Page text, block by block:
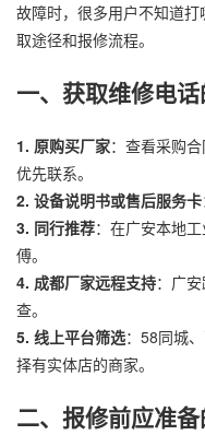
故障时，很多用户不知道
取途径和报修流程。
一、获取维修电
1. 原购买厂家：查看采购
优先联系。
2. 设备说明书或售后服务卡
3. 同行推荐：在广安本地
傅。
4. 成都厂家远程支持：广
查。
5. 线上平台筛选：58同城
择有实体店的商家。
二、报修前应准